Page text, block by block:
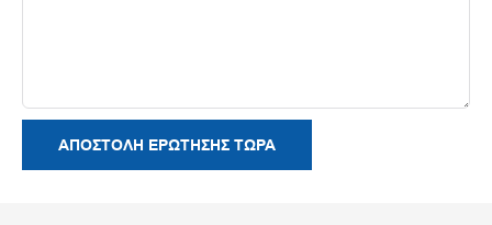
ΑΠΟΣΤΟΛΉ ΕΡΏΤΗΣΗΣ ΤΏΡΑ